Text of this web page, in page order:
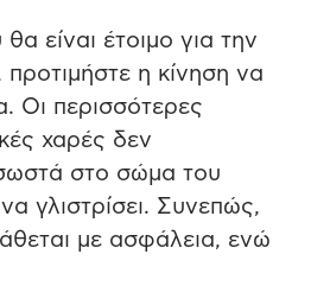
είναι έτοιμο για την
προτιμήστε η κίνηση να
Οι περισσότερες
χαρές δεν
στο σώμα του
γλιστρίσει. Συνεπώς,
με ασφάλεια, ενώ